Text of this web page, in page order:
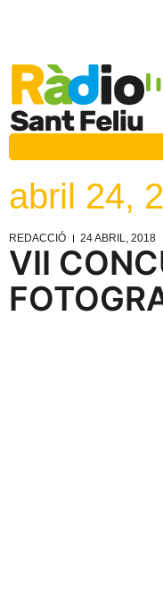
abril 24,
REDACCIÓ 24 ABRIL, 2018
VII